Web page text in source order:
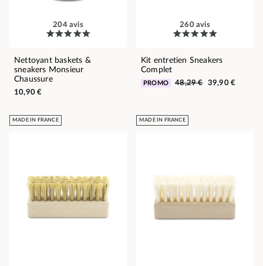
204 avis
Nettoyant baskets &
sneakers Monsieur
Chaussure
10,90 €
260 avis
Kit entretien Sneakers
Complet
PROMO 48,29 € 39,90 €
MADE IN FRANCE MADE IN FRANCE